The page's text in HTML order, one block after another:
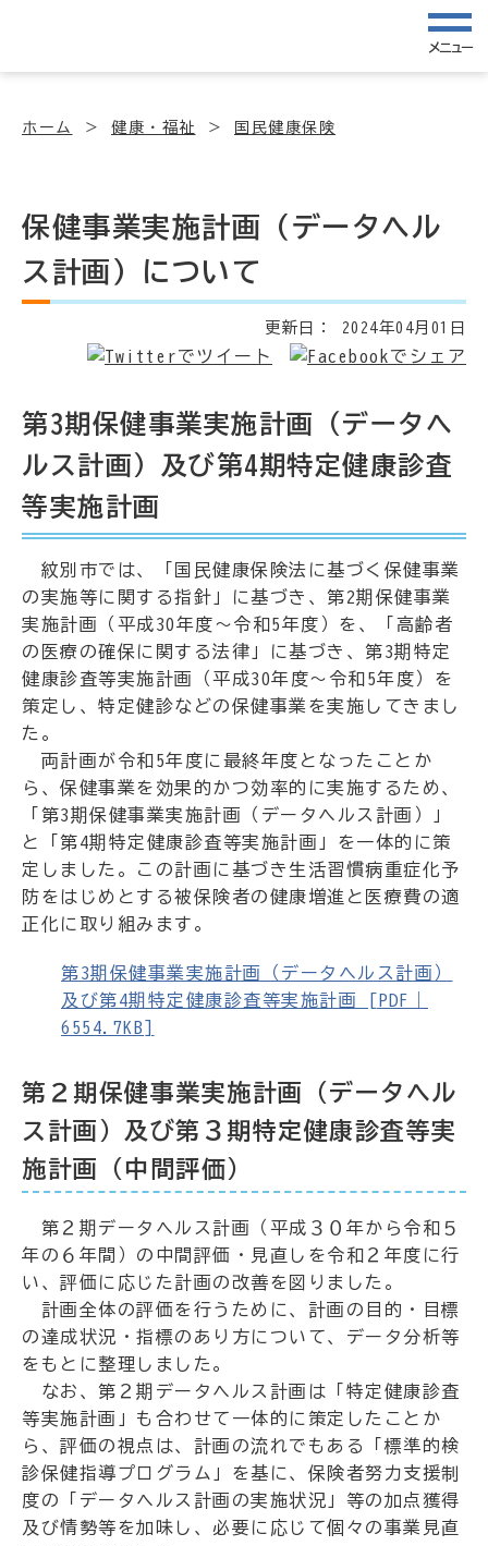
メニュー
ホーム 健康・福祉 国民健康保険
保健事業実施計画（データヘル
ス計画）について
更新日： 2024年04月01日
第3期保健事業実施計画（データヘ
ルス計画）及び第4期特定健康診査
等実施計画
紋別市では、「国民健康保険法に基づく保健事業
の実施等に関する指針」に基づき、第2期保健事業
実施計画（平成30年度～令和5年度）を、「高齢者
の医療の確保に関する法律」に基づき、第3期特定
健康診査等実施計画（平成30年度～令和5年度）を
策定し、特定健診などの保健事業を実施してきまし
た。
両計画が令和5年度に最終年度となったことか
ら、保健事業を効果的かつ効率的に実施するため、
「第3期保健事業実施計画（データヘルス計画）」
と「第4期特定健康診査等実施計画」を一体的に策
定しました。この計画に基づき生活習慣病重症化予
防をはじめとする被保険者の健康増進と医療費の適
正化に取り組みます。
第3期保健事業実施計画（データヘルス計画）
及び第4期特定健康診査等実施計画 [PDF｜
6554.7KB]
第２期保健事業実施計画（データヘル
ス計画）及び第３期特定健康診査等実
施計画（中間評価）
第２期データヘルス計画（平成３０年から令和５
年の６年間）の中間評価・見直しを令和２年度に行
い、評価に応じた計画の改善を図りました。
計画全体の評価を行うために、計画の目的・目標
の達成状況・指標のあり方について、データ分析等
をもとに整理しました。
なお、第２期データヘルス計画は「特定健康診査
等実施計画」も合わせて一体的に策定したことか
ら、評価の視点は、計画の流れでもある「標準的検
診保健指導プログラム」を基に、保険者努力支援制
度の「データヘルス計画の実施状況」等の加点獲得
及び情勢等を加味し、必要に応じて個々の事業見直